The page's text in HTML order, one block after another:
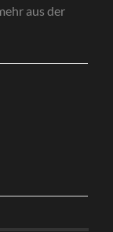
aus der